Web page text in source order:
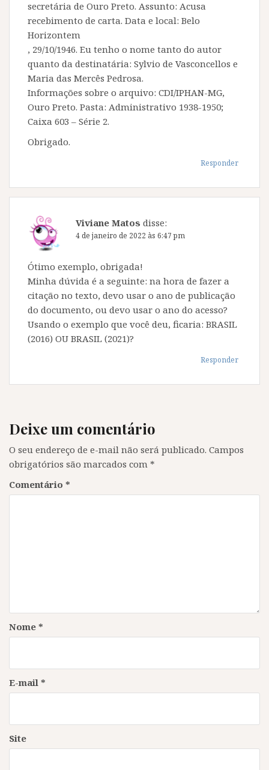
secretária de Ouro Preto. Assunto: Acusa
recebimento de carta. Data e local: Belo
Horizontem
, 29/10/1946. Eu tenho o nome tanto do autor
quanto da destinatária: Sylvio de Vasconcellos e
Maria das Mercês Pedrosa.
Informações sobre o arquivo: CDI/IPHAN-MG,
Ouro Preto. Pasta: Administrativo 1938-1950;
Caixa 603 – Série 2.
Obrigado.
Responder
Viviane Matos disse:
4 de janeiro de 2022 às 6:47 pm
Ótimo exemplo, obrigada!
Minha dúvida é a seguinte: na hora de fazer a
citação no texto, devo usar o ano de publicação
do documento, ou devo usar o ano do acesso?
Usando o exemplo que você deu, ficaria: BRASIL
(2016) OU BRASIL (2021)?
Responder
Deixe um comentário
O seu endereço de e-mail não será publicado. Campos
obrigatórios são marcados com *
Comentário *
Nome *
E-mail *
Site